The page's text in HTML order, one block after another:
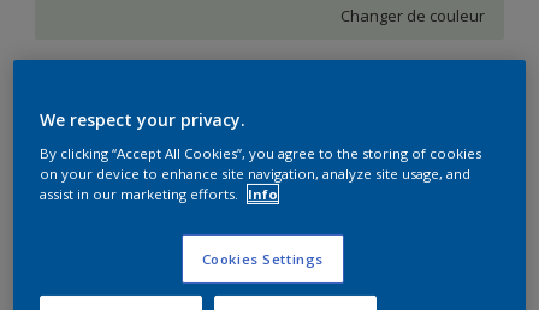
Changer de couleur
1L
Quantité Calculateur de peinture
Calculer
We respect your privacy.
By clicking “Accept All Cookies”, you agree to the storing of cookies
on your device to enhance site navigation, analyze site usage, and
assist in our marketing efforts.
Info
Cookies Settings